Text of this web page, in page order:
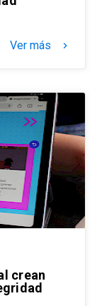
Ver más keyboard_arrow_right
crean